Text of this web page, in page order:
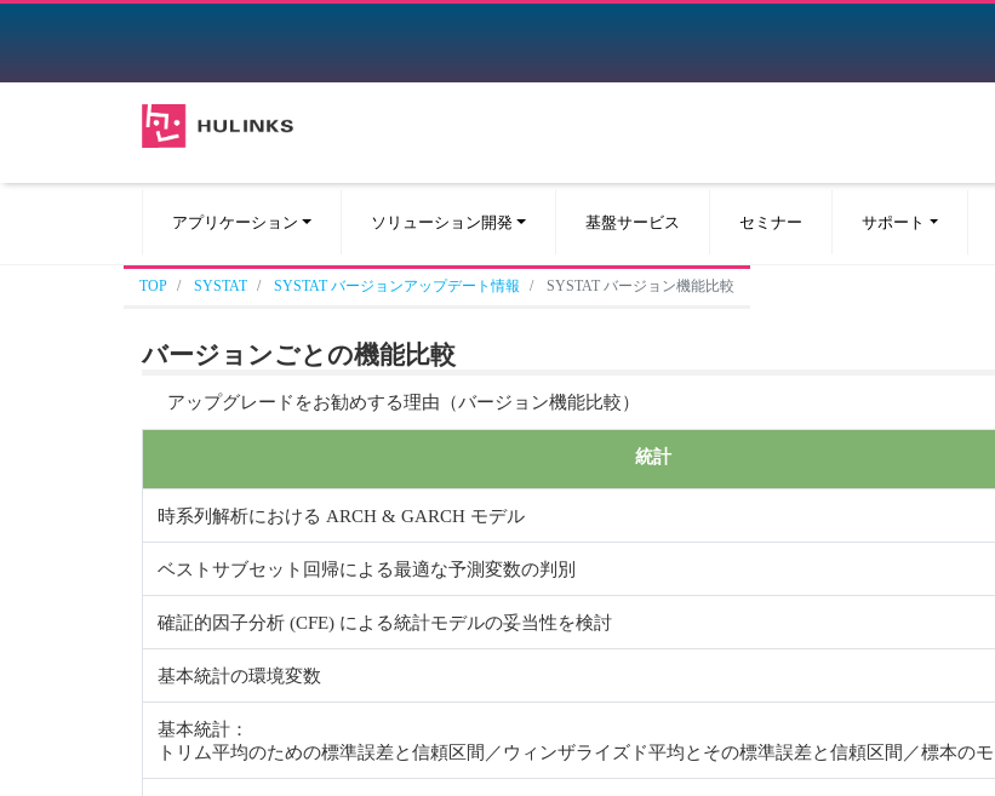
アプリケーション ソリューション開発 基盤サービス セミナー サポート
TOP SYSTAT SYSTAT バージョンアップデート情報 SYSTAT バージョン機能比較
バージョンごとの機能比較
アップグレードをお勧めする理由（バージョン機能比較）
統計
時系列解析における ARCH & GARCH モデル
ベストサブセット回帰による最適な予測変数の判別
確証的因子分析 (CFE) による統計モデルの妥当性を検討
基本統計の環境変数
基本統計：
トリム平均のための標準誤差と信頼区間／ウィンザライズド平均とその標準誤差と信頼区間／標本の